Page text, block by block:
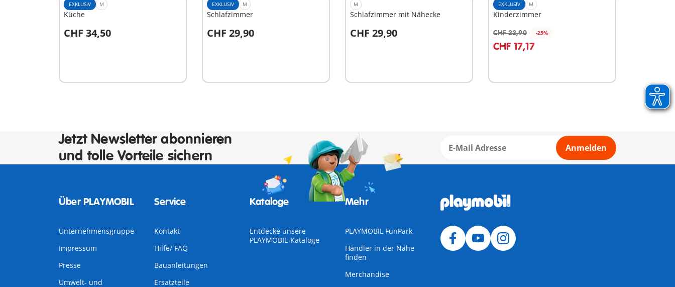
EXKLUSIV M
Küche
CHF 34,50
In den Warenkorb
EXKLUSIV M
Schlafzimmer
CHF 29,90
In den Warenkorb
M
Schlafzimmer mit Nähecke
CHF 29,90
In den Warenkorb
EXKLUSIV M
Kinderzimmer
CHF 22,90 -25%
CHF 17,17
Jetzt Newsletter abonnieren
und tolle Vorteile sichern
Anmelden
Über PLAYMOBIL
Unternehmensgruppe
Impressum
Presse
Umwelt- und
Service
Kontakt
Hilfe/ FAQ
Bauanleitungen
Ersatzteile
Kataloge
Entdecke unsere
PLAYMOBIL-Kataloge
Mehr
PLAYMOBIL FunPark
Händler in der Nähe
finden
Merchandise